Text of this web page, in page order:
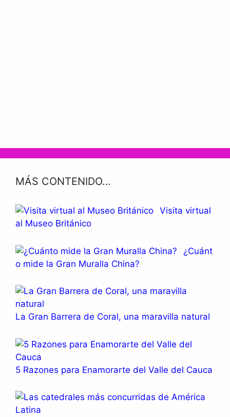
MÁS CONTENIDO…
Visita virtual
al Museo Británico
¿Cuánt
o mide la Gran Muralla China?
La Gran Barrera de Coral, una maravilla natural
5 Razones para Enamorarte del Valle del Cauca